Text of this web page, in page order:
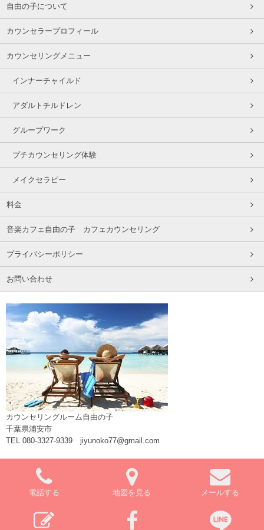
自由の子について
カウンセラープロフィール
カウンセリングメニュー
インナーチャイルド
アダルトチルドレン
グループワーク
プチカウンセリング体験
メイクセラピー
料金
音楽カフェ自由の子 カフェカウンセリング
プライバシーポリシー
お問い合わせ
カウンセリングルーム自由の子
千葉県浦安市
TEL 080-3327-9339 jiyunoko77@gmail.com
電話する 地図を見る メールする